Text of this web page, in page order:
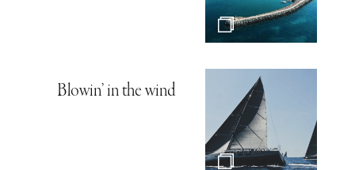
Blowin’ in the wind